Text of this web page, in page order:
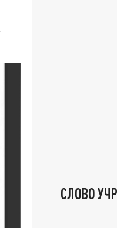
СЛОВО